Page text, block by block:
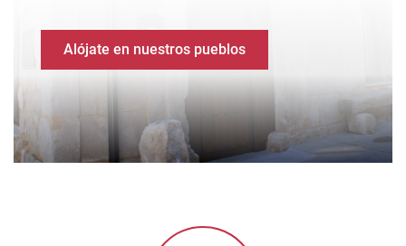
Alójate en nuestros pueblos